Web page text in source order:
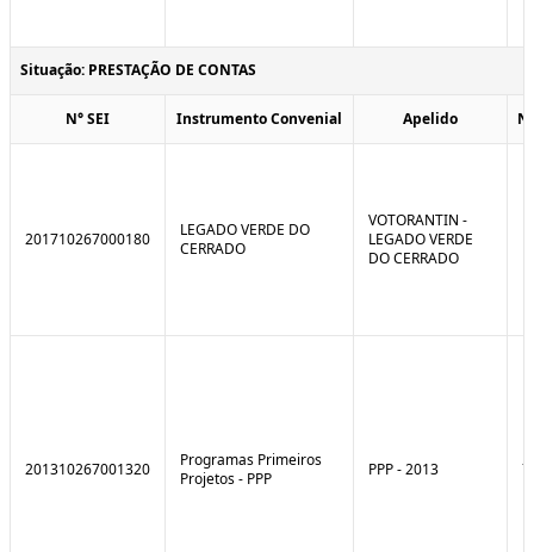
Situação: PRESTAÇÃO DE CONTAS
N° SEI Instrumento Convenial Apelido
201710267000180
LEGADO VERDE DO
CERRADO
VOTORANTIN -
LEGADO VERDE
DO CERRADO
201310267001320
Programas Primeiros
Projetos - PPP
PPP - 2013